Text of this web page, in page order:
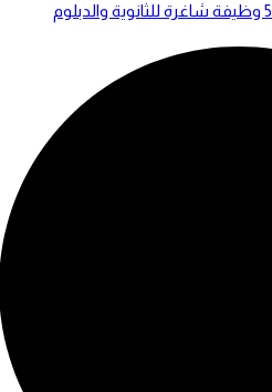
تعلن شركة طيران “أديل” عن : 53 وظيفة شاغرة للثانوية والدبلوم